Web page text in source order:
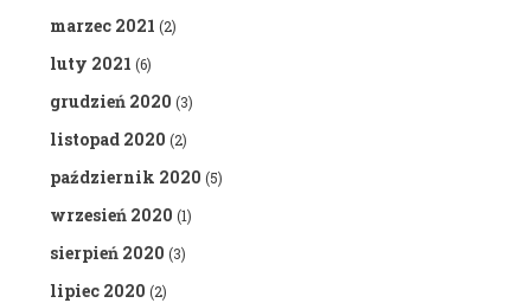
marzec 2021 (2)
luty 2021 (6)
grudzień 2020 (3)
listopad 2020 (2)
październik 2020 (5)
wrzesień 2020 (1)
sierpień 2020 (3)
lipiec 2020 (2)